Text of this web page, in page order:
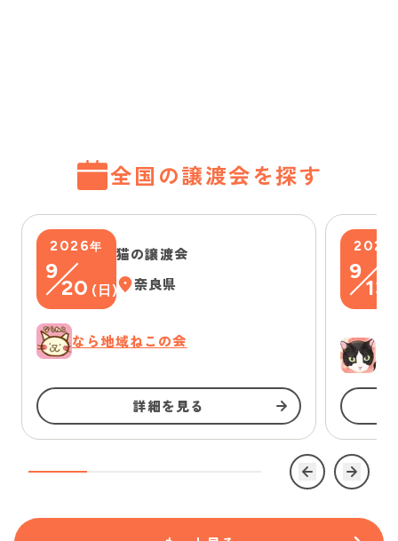
全国の譲渡会を探す
2026年
9
20 ( 日 )
猫の譲渡会
奈良県
なら地域ねこの会
詳細を見る
2026
9
13
ゆ